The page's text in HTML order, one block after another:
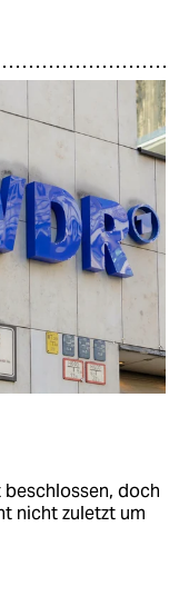
beschlossen, doch
nicht zuletzt um